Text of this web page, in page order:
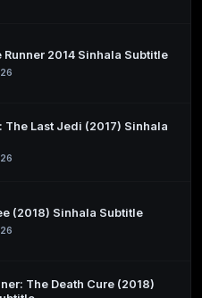
Runner 2014 Sinhala Subtitle
The Last Jedi (2017) Sinhala
(2018) Sinhala Subtitle
The Death Cure (2018)